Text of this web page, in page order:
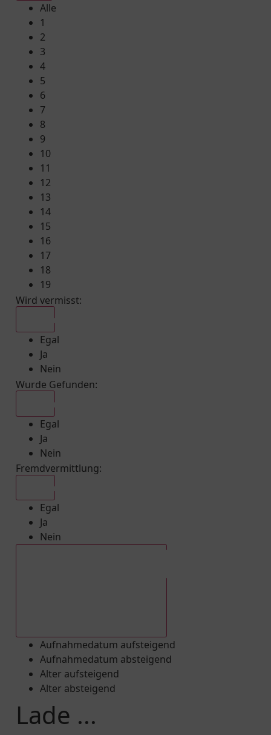
Alle
1
2
3
4
5
6
7
8
9
10
11
12
13
14
15
16
17
18
19
Wird vermisst:
Egal
Ja
Nein
Wurde Gefunden:
Egal
Ja
Nein
Fremdvermittlung:
Egal
Ja
Nein
Aufnahmedatum aufsteigend
Aufnahmedatum absteigend
Alter aufsteigend
Alter absteigend
Lade ...